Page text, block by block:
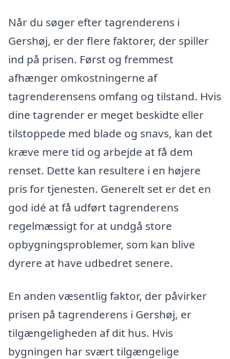
Når du søger efter tagrenderens i
Gershøj, er der flere faktorer, der spiller
ind på prisen. Først og fremmest
afhænger omkostningerne af
tagrenderensens omfang og tilstand. Hvis
dine tagrender er meget beskidte eller
tilstoppede med blade og snavs, kan det
kræve mere tid og arbejde at få dem
renset. Dette kan resultere i en højere
pris for tjenesten. Generelt set er det en
god idé at få udført tagrenderens
regelmæssigt for at undgå store
opbygningsproblemer, som kan blive
dyrere at have udbedret senere.
En anden væsentlig faktor, der påvirker
prisen på tagrenderens i Gershøj, er
tilgængeligheden af dit hus. Hvis
bygningen har svært tilgængelige